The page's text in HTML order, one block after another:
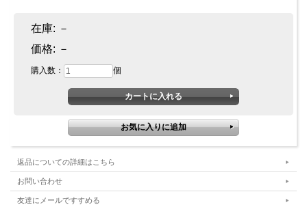
在庫: －
価格: －
購入数： 個
返品についての詳細はこちら
お問い合わせ
友達にメールですすめる